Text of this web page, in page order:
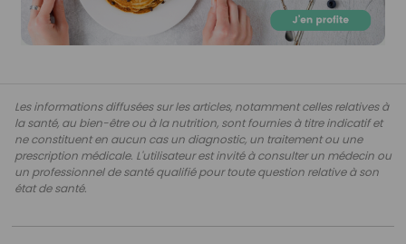
Les informations diffusées sur les articles, notamment celles relatives à
la santé, au bien-être ou à la nutrition, sont fournies à titre indicatif et
ne constituent en aucun cas un diagnostic, un traitement ou une
prescription médicale. L'utilisateur est invité à consulter un médecin ou
un professionnel de santé qualifié pour toute question relative à son
état de santé.